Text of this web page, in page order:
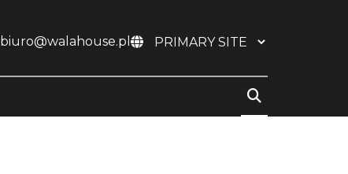
biuro@walahouse.pl